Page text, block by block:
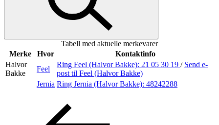
Aktiviteter
Inspirasjon
Tabell med aktuelle merkevarer
Merke
Hvor
Kontaktinfo
Halvor
Bakke
Feel
Ring Feel (Halvor Bakke): 21 05 30 19 / Send e-
post til Feel (Halvor Bakke)
Jernia Ring Jernia (Halvor Bakke): 48242288